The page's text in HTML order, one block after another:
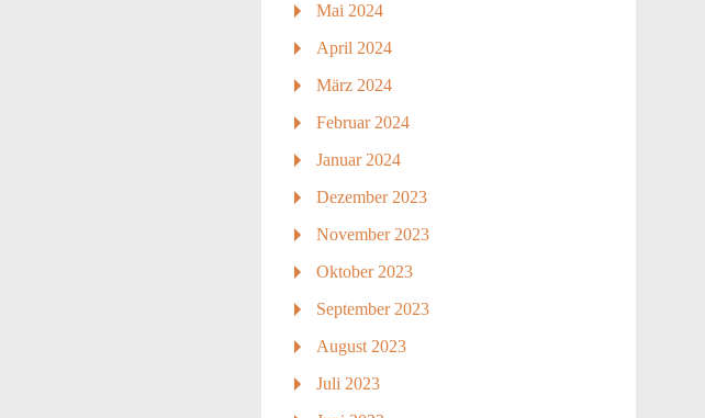
Mai 2024
April 2024
März 2024
Februar 2024
Januar 2024
Dezember 2023
November 2023
Oktober 2023
September 2023
August 2023
Juli 2023